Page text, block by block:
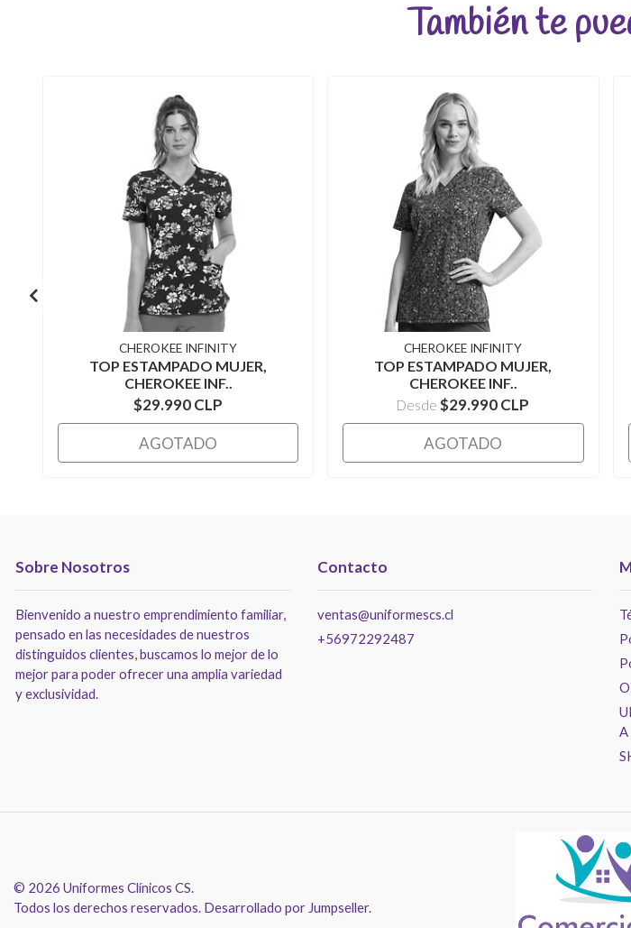
También te
CHEROKEE INFINITY
TOP ESTAMPADO MUJER,
CHEROKEE INF..
$29.990 CLP
AGOTADO
CHEROKEE INFINITY
TOP ESTAMPADO MUJER,
CHEROKEE INF..
Desde$29.990 CLP
AGOTADO
Sobre Nosotros
Bienvenido a nuestro emprendimiento familiar,
pensado en las necesidades de nuestros
distinguidos clientes, buscamos lo mejor de lo
mejor para poder ofrecer una amplia variedad
y exclusividad.
Contacto
ventas@uniformescs.cl
+56972292487
A
© 2026 Uniformes Clínicos CS.
Todos los derechos reservados. Desarrollado por Jumpseller.